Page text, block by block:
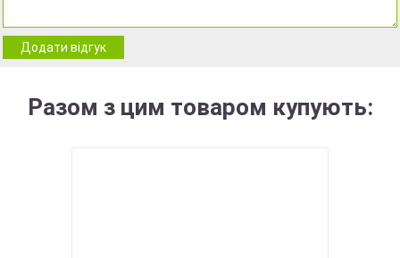
Додати відгук
Разом з цим товаром купують: